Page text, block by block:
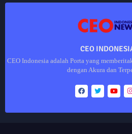
CEO
CEO Indonesia adalah Porta yang
dengan Akura dan